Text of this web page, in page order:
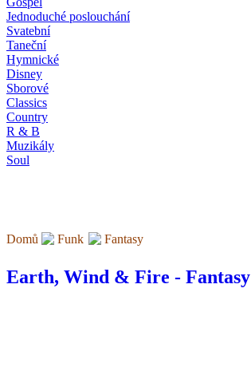
Jednoduché poslouchání
Svatební
Taneční
Hymnické
Disney
Sborové
Classics
Country
R & B
Muzikály
Soul
Domů Funk Fantasy
Earth, Wind & Fire - Fantasy